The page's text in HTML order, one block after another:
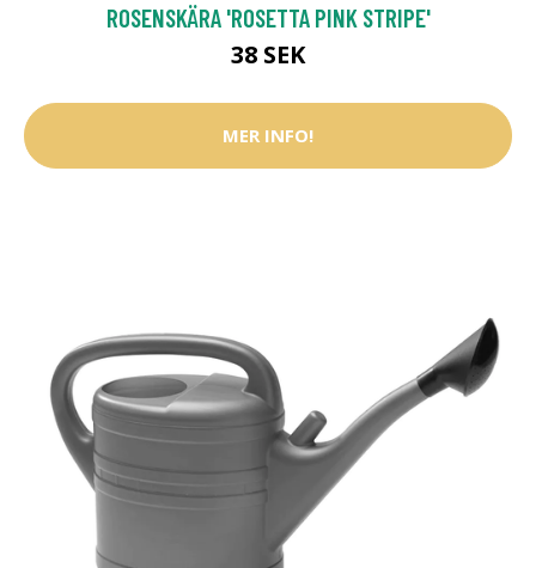
ROSENSKÄRA 'ROSETTA PINK STRIPE'
38 SEK
MER INFO!